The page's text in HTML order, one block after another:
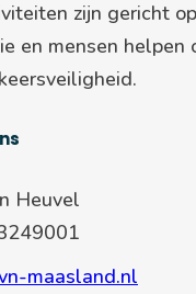
zijn gericht op
en mensen helpen
Heuvel
maasland.nl